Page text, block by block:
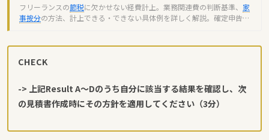
フリーランスの節税に欠かせない経費計上。業務関連費の判断基準、 家
事按分の方法、計上できる・できない具体例を詳しく解説。確定申告で
CHECK
-> 上記Result A〜Dのうち自分に該当する結果を確認し、次
の見積書作成時にその方針を適用してください（3分）